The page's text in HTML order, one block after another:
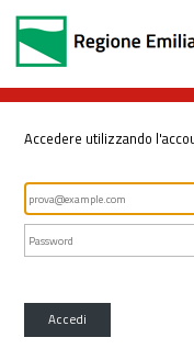
Accedere utilizzando
Accedi